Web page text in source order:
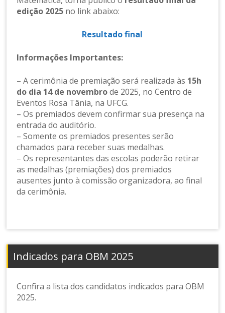
edição 2025 no link abaixo:
Resultado final
Informações Importantes:
– A cerimônia de premiação será realizada às 15h
do dia 14 de novembrode 2025, no Centro de
Eventos Rosa Tânia, na UFCG.
– Os premiados devem confirmar sua presença na
entrada do auditório.
– Somente os premiados presentes serão
chamados para receber suas medalhas.
– Os representantes das escolas poderão retirar
as medalhas (premiações) dos premiados
ausentes junto à comissão organizadora, ao final
da cerimônia.
Indicados para OBM 2025
Confira a lista dos candidatos indicados para OBM
2025.